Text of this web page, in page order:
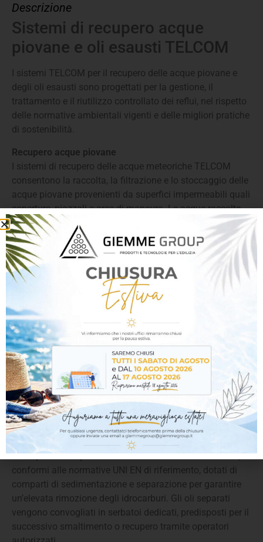
Descrizione
Sistemi di recupero acque
piovane e oli esausti TELCOM
I sistemi TELCOM per il recupero delle acque piovane e
degli oli esausti sono progettati per la gestione, il
trattamento e il riutilizzo controllato dei reflui, nel rispetto
delle normative ambientali vigenti e delle migliori pratiche
di sostenibilità.
Recupero acque piovane
I sistemi di recupero delle acque meteoriche TELCOM
consentono la raccolta, la filtrazione e lo stoccaggio delle
acque piovane provenienti da superfici impermeabili quali
coperture, piazzali e aree di manovra. Le acque raccolte
vengono convogliate verso serbatoi di accumulo
realizzati in materiale ad alta resistenza chimica e
meccanica, dotati di sistemi di prefiltrazione per la
rimozione di solidi grossolani e sedimenti.
Il sistema può essere integrato con dispositivi di
trattamento aggiuntivi (filtri a cartuccia, disoleatori,
sistemi di sedimentazione) e con gruppi di rilancio per il
riutilizzo dell’acqua in applicazioni non potabili, quali
lavaggi industriali, irrigazione, antincendio o usi
tecnologici.
Recupero e gestione oli esausti
I sistemi TELCOM per il recupero degli oli esausti sono
progettati per la separazione, la raccolta e lo stoccaggio
in sicurezza degli oli minerali e vegetali provenienti da
processi industriali, officine, aree di manutenzione e
lavaggi.
Gli impianti comprendono disoleatori ad alta efficienza,
conformi alle normative UNI EN di riferimento, dotati di
comparti di sedimentazione e separazione per garantire
un’elevata rimozione degli idrocarburi. Gli oli separati
vengono convogliati in serbatoi dedicati, predisposti per il
successivo smaltimento o recupero tramite operatori